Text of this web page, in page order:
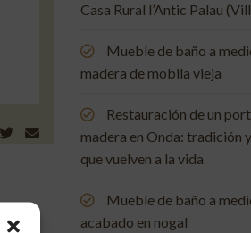
Casa Rural l’Antic Palau
Mueble de baño a
madera de mobila vieja
Restauración de un
madera en Onda: tradición
que vuelven a la vida
Mueble de baño a
acabado en nogal